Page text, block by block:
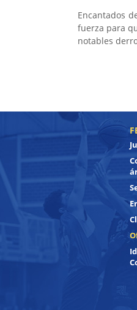
Encantados
fuerza para
notables